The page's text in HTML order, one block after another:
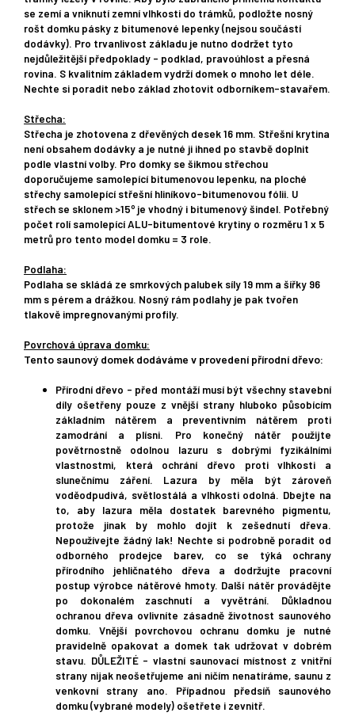
se zemí a vniknutí zemní vlhkosti do trámků, podložte nosný
rošt domku pásky z bitumenové lepenky (nejsou součástí
dodávky). Pro trvanlivost základu je nutno dodržet tyto
nejdůležitější předpoklady - podklad, pravoúhlost a přesná
rovina. S kvalitním základem vydrží domek o mnoho let déle.
Nechte si poradit nebo základ zhotovit odborníkem-stavařem.
Střecha:
Střecha je zhotovena z dřevěných desek 16 mm. Střešní krytina
není obsahem dodávky a je nutné ji ihned po stavbě doplnit
podle vlastní volby. Pro domky se šikmou střechou
doporučujeme samolepící bitumenovou lepenku, na ploché
střechy samolepící střešní hliníkovo-bitumenovou fólii. U
střech se sklonem >15o je vhodný i bitumenový šindel. Potřebný
počet rolí samolepící ALU-bitumentové krytiny o rozměru 1 x 5
metrů pro tento model domku = 3 role.
Podlaha:
Podlaha se skládá ze smrkových palubek síly 19 mm a šířky 96
mm s pérem a drážkou. Nosný rám podlahy je pak tvořen
tlakově impregnovanými profily.
Povrchová úprava domku:
Tento saunový domek dodáváme v provedení přírodní dřevo:
Přírodní dřevo - před montáží musí být všechny stavební
díly ošetřeny pouze z vnější strany hluboko působícím
základním nátěrem a preventivním nátěrem proti
zamodrání a plísni. Pro konečný nátěr použijte
povětrnostně odolnou lazuru s dobrými fyzikálními
vlastnostmi, která ochrání dřevo proti vlhkosti a
slunečnímu záření. Lazura by měla být zároveň
voděodpudivá, světlostálá a vlhkosti odolná. Dbejte na
to, aby lazura měla dostatek barevného pigmentu,
protože jinak by mohlo dojít k zešednutí dřeva.
Nepoužívejte žádný lak! Nechte si podrobně poradit od
odborného prodejce barev, co se týká ochrany
přírodního jehličnatého dřeva a dodržujte pracovní
postup výrobce nátěrové hmoty. Další nátěr provádějte
po dokonalém zaschnutí a vyvětrání. Důkladnou
ochranou dřeva ovlivníte zásadně životnost saunového
domku. Vnější povrchovou ochranu domku je nutné
pravidelně opakovat a domek tak udržovat v dobrém
stavu. DŮLEŽITÉ - vlastní saunovací místnost z vnitřní
strany nijak neošetřujeme ani ničím nenatíráme, saunu z
venkovní strany ano. Případnou předsíň saunového
domku (vybrané modely) ošetřete i zevnitř.